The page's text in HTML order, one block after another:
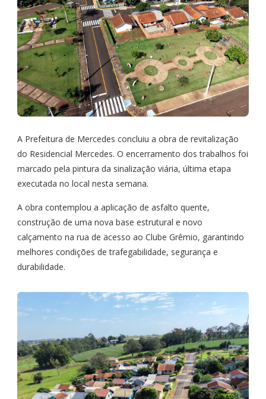
A Prefeitura de Mercedes concluiu a obra de revitalização
do Residencial Mercedes. O encerramento dos trabalhos foi
marcado pela pintura da sinalização viária, última etapa
executada no local nesta semana.
A obra contemplou a aplicação de asfalto quente,
construção de uma nova base estrutural e novo
calçamento na rua de acesso ao Clube Grêmio, garantindo
melhores condições de trafegabilidade, segurança e
durabilidade.